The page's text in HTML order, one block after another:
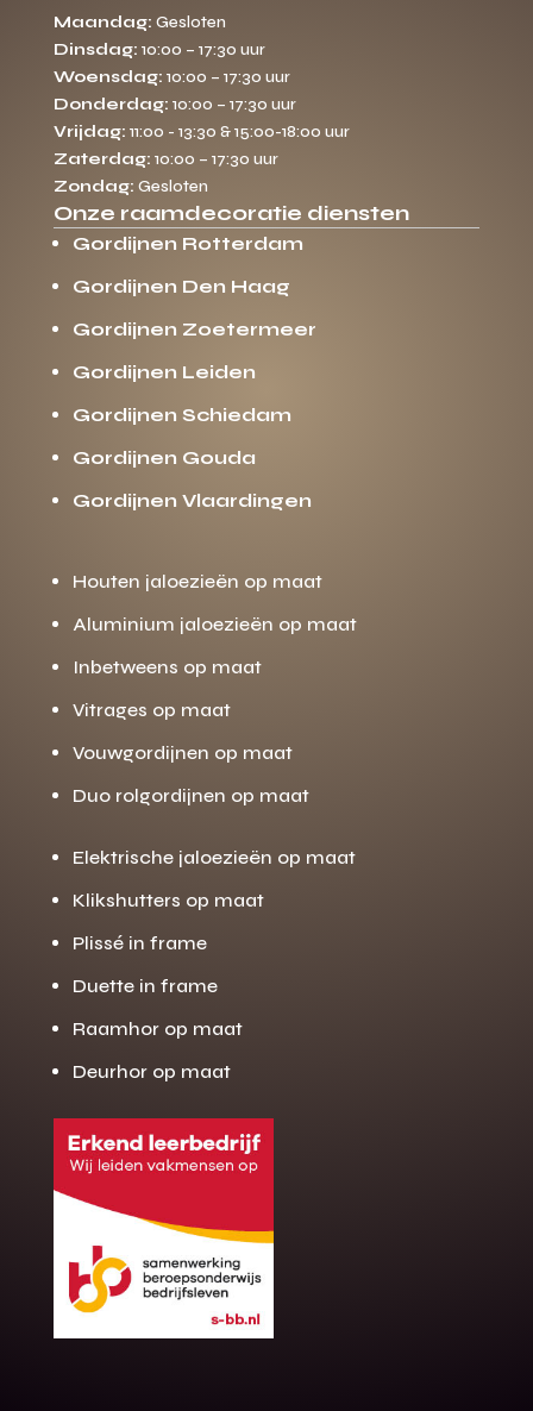
Gratis offerte
op maat?
Binnen 24 uur jouw gratis offerte
10 jaar garantie op de montage
Maandag: Gesloten
Dinsdag: 10:00 – 17:30 uur
Woensdag: 10:00 – 17:30 uur
Donderdag: 10:00 – 17:30 uur
Vrijdag: 11:00 - 13:30 & 15:00-18:00 uur
Zaterdag: 10:00 – 17:30 uur
Zondag: Gesloten
Onze raamdecoratie diensten
Gordijnen Rotterdam
Gordijnen Den Haag
Gordijnen Zoetermeer
Gordijnen Leiden
Gordijnen Schiedam
Gordijnen Gouda
Gordijnen Vlaardingen
Houten jaloezieën op maat
Aluminium jaloezieën op maat
Inbetweens op maat
Vitrages op maat
Vouwgordijnen op maat
Duo rolgordijnen op maat
Elektrische jaloezieën op maat
Klikshutters op maat
Plissé in frame
Duette in frame
Raamhor op maat
Deurhor op maat